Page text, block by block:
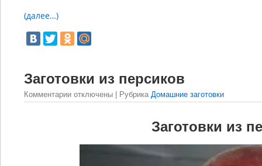
(далее…)
Заготовки из персиков
Комментарии отключены | Рубрика Домашние заготовки
Заготовки из